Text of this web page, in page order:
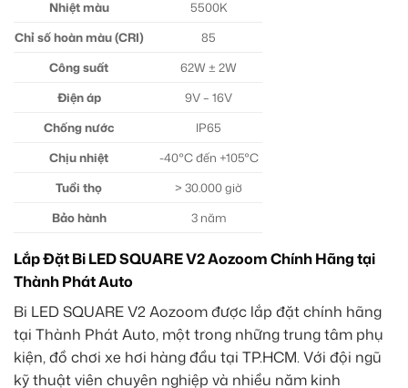
Nhiệt màu
5500K
Chỉ số hoàn màu (CRI)
85
Công suất
62W ± 2W
Điện áp
9V – 16V
Chống nước
IP65
Chịu nhiệt
-40°C đến +105°C
Tuổi thọ
> 30.000 giờ
Bảo hành
3 năm
Lắp Đặt Bi LED SQUARE V2 Aozoom Chính Hãng tại
Thành Phát Auto
Bi LED SQUARE V2 Aozoom được lắp đặt chính hãng
tại Thành Phát Auto, một trong những trung tâm phụ
kiện, đồ chơi xe hơi hàng đầu tại TP.HCM. Với đội ngũ
kỹ thuật viên chuyên nghiệp và nhiều năm kinh